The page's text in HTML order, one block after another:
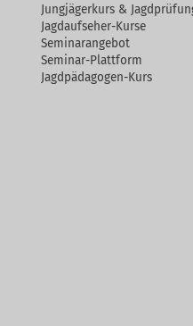
Jungjägerkurs &
Jagdaufseher-Kurse
Seminarangebot
Seminar-Plattform
Jagdpädagogen-Kurs